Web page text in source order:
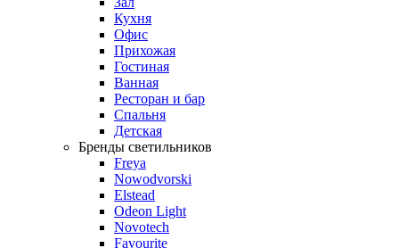
Кухня
Офис
Прихожая
Гостиная
Ванная
Ресторан и бар
Спальня
Детская
Бренды светильников
Freya
Nowodvorski
Elstead
Odeon Light
Novotech
Favourite